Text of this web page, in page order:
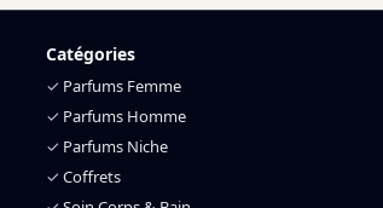
Catégories
✓ Parfums Femme
✓ Parfums Homme
✓ Parfums Niche
✓ Coffrets